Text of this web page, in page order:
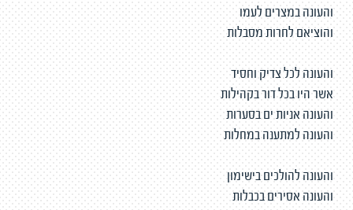
והעונה במצרים לעמו
והוציאם לחרות מסבלות
והעונה לכל צדיק וחסיד
אשר היו בכל דור בקהילות
והעונה אניות ים בסערות
והעונה למתענה במחלות
והעונה להולכים בישימון
והעונה אסירים בכבלות